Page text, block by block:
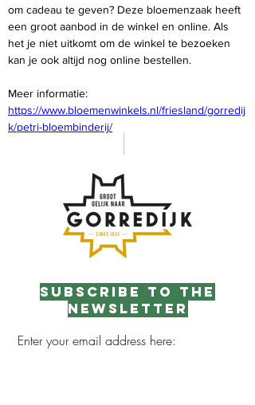
om cadeau te geven? Deze bloemenzaak heeft
een groot aanbod in de winkel en online. Als
het je niet uitkomt om de winkel te bezoeken
kan je ook altijd nog online bestellen.
Meer informatie:
https://www.bloemenwinkels.nl/friesland/gorredij
k/petri-bloembinderij/
Subscribe to the
newsletter
Enter your email address here: